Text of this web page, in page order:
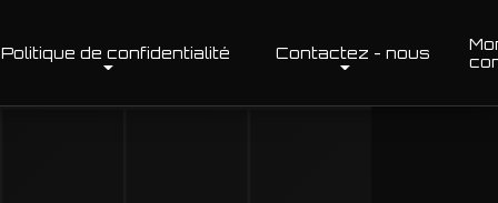
Politique de confidentialité Contactez - nous